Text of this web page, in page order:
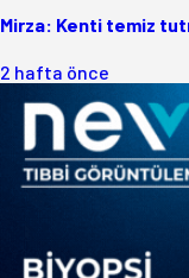
Mirza: Kenti temiz
2 hafta önce